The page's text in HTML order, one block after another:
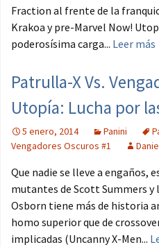
Fraction al frente de la
Krakoa y pre-Marvel Now!
poderosísima carga... Leer más
Patrulla-X Vs.
Utopía: Lucha por
5 enero, 2014 Panini
Vengadores Oscuros #1
Que nadie se lleve a engaños,
mutantes de Scott Summers y
Osborn tiene más de historia
homo superior que de
implicadas (Uncanny X-Men...